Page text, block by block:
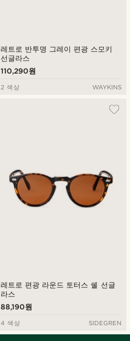
레트로 반투명 그레이 편광 스모키
선글라스
110,290원
2 색상 WAYKINS
레트로 편광 라운드 토터스 쉘 선글
라스
88,190원
4 색상 SIDEGREN